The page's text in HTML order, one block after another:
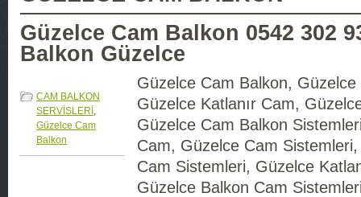
Güzelce Cam Balkon 0542 302
Balkon Güzelce
CAM BALKON
SERVİSLERİ ,
Güzelce Cam
Balkon
Güzelce Cam Balkon,
Güzelce Katlanır Cam,
Güzelce Cam Balkon
Cam, Güzelce Cam
Cam Sistemleri, Güzelce
Güzelce Balkon Cam